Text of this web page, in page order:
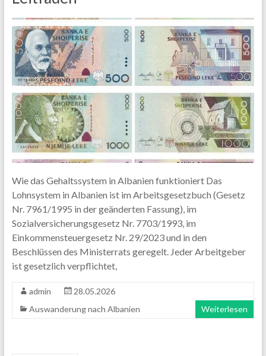
Wie das Gehaltssystem in Albanien funktioniert Das
Lohnsystem in Albanien ist im Arbeitsgesetzbuch (Gesetz
Nr. 7961/1995 in der geänderten Fassung), im
Sozialversicherungsgesetz Nr. 7703/1993, im
Einkommensteuergesetz Nr. 29/2023 und in den
Beschlüssen des Ministerrats geregelt. Jeder Arbeitgeber
ist gesetzlich verpflichtet,
admin
28.05.2026
Auswanderung nach Albanien
Weiterlesen